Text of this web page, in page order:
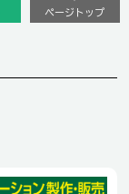
ページトップ